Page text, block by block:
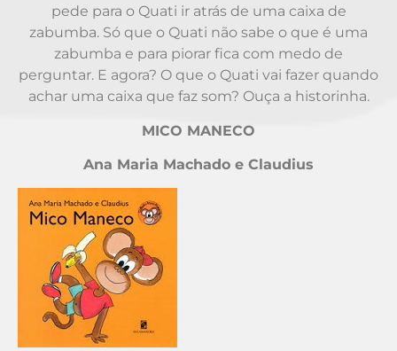
pede para o Quati ir atrás de uma caixa de
zabumba. Só que o Quati não sabe o que é uma
zabumba e para piorar fica com medo de
perguntar. E agora? O que o Quati vai fazer quando
achar uma caixa que faz som? Ouça a historinha.
MICO MANECO
Ana Maria Machado e Claudius